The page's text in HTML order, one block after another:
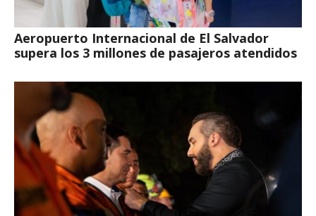
Aeropuerto Internacional de El Salvador
supera los 3 millones de pasajeros atendidos